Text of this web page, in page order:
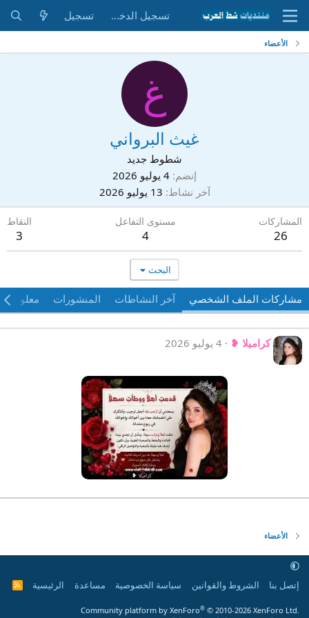
تسجيل الدخول تسجيل
الأعضاء
غ
غيث البرواني
شطوط جديد
إنضم 4 يوليو 2026
آخر نشاط 13 يوليو 2026
المشاركات
26
مستوى التفاعل
4
النقاط
3
البحث
مشاركات الملف الشخصي آخر النشاطات المنشورات معلومات
كراميلا ❥ 4 يوليو 2026
الأعضاء
إتصل بنا الشروط والقوانين سياسة الخصوصية مساعدة الرئيسية
R
Community platform by XenForo® © 2010-2026 XenForo Ltd.